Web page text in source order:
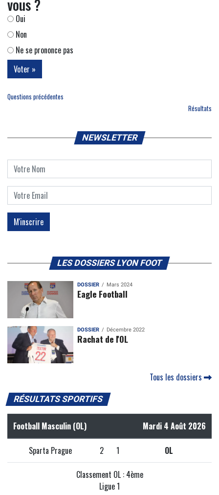
vous ?
Oui
Non
Ne se prononce pas
Questions précédentes
Résultats
NEWSLETTER
LES DOSSIERS LYON FOOT
DOSSIER Mars 2024
Eagle Football
DOSSIER Décembre 2022
Rachat de l'OL
Tous les dossiers
RÉSULTATS SPORTIFS
Football Masculin (OL) Mardi 4 Août 2026
Sparta Prague 2 1 OL
Classement OL : 4ème
Ligue 1